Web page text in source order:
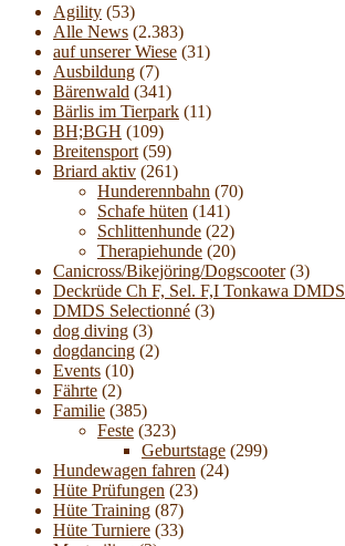
Agility (53)
Alle News (2.383)
auf unserer Wiese (31)
Ausbildung (7)
Bärenwald (341)
Bärlis im Tierpark (11)
BH;BGH (109)
Breitensport (59)
Briard aktiv (261)
Hunderennbahn (70)
Schafe hüten (141)
Schlittenhunde (22)
Therapiehunde (20)
Canicross/Bikejöring/Dogscooter (3)
Deckrüde Ch F, Sel. F,I Tonkawa DMDS
DMDS Selectionné (3)
dog diving (3)
dogdancing (2)
Events (10)
Fährte (2)
Familie (385)
Feste (323)
Geburtstage (299)
Hundewagen fahren (24)
Hüte Prüfungen (23)
Hüte Training (87)
Hüte Turniere (33)